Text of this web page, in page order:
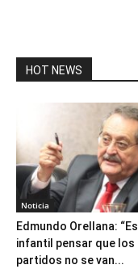
HOT NEWS
Noticia
Edmundo Orellana: “Es
infantil pensar que los
partidos no se van...